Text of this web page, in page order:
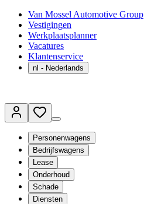
Van Mossel Automotive Group
Vestigingen
Werkplaatsplanner
Vacatures
Klantenservice
nl - Nederlands
Personenwagens
Bedrijfswagens
Lease
Onderhoud
Schade
Diensten